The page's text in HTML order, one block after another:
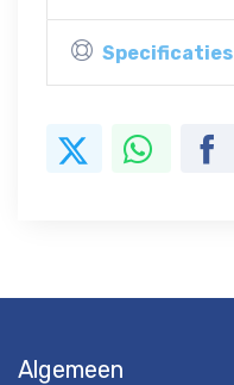
Specificaties
Algemeen